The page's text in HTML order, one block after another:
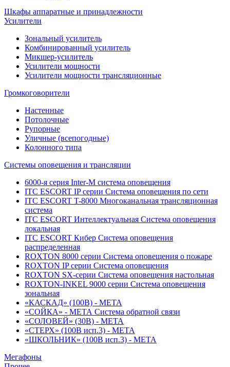
Шкафы аппаратные и принадлежности
Усилители
Зональный усилитель
Комбинированный усилитель
Микшер-усилитель
Усилители мощности
Усилители мощности трансляционные
Громкоговорители
Настенные
Потолочные
Рупорные
Уличные (всепогодные)
Колонного типа
Системы оповещения и трансляции
6000-я серия Inter-M система оповещения
ITC ESCORT IP серии Система оповещения по сети
ITC ESCORT T-8000 Многоканальная трансляционная
система
ITC ESCORT Интеллектуальная Система оповещения
локальная
ITC ESCORT Кибер Система оповещения
распределенная
ROXTON 8000 серии Система оповещения о пожаре
ROXTON IP серии Система оповещения
ROXTON SX-серии Система оповещения настольная
ROXTON-INKEL 9000 серии Система оповещения
зональная
«КАСКАД» (100В) - МЕТА
«СОЙКА» - МЕТА Система обратной связи
«СОЛОВЕЙ» (30В) - МЕТА
«СТЕРХ» (100В исп.3) - МЕТА
«ШКОЛЬНИК» (100В исп.3) - МЕТА
Мегафоны